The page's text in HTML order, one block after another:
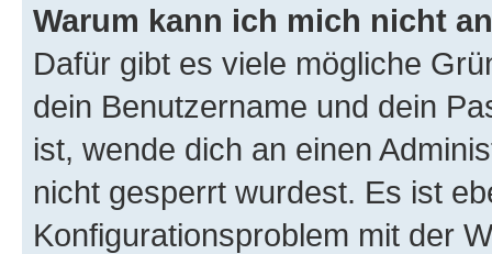
Warum kann ich mich nicht
Dafür gibt es viele mögliche
dein Benutzername und dein
ist, wende dich an einen
nicht gesperrt wurdest. Es ist
Konfigurationsproblem mit der